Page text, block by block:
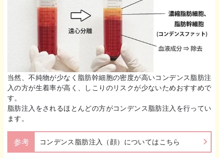
当然、不純物が少なく脂肪幹細胞の密度が高いコンデンス脂肪注
入の方が生着率が高く、しこりのリスクが少ないためおすすめで
す。
脂肪注入をされるほとんどの方がコンデンス脂肪注入を行ってい
ます。
参考 コンデンス脂肪注入（顔）についてはこちら